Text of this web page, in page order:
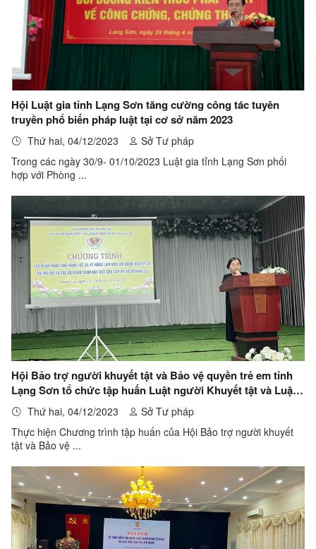
Hội Luật gia tỉnh Lạng Sơn tăng cường công tác tuyên
truyền phổ biến pháp luật tại cơ sở năm 2023
Thứ hai, 04/12/2023
Sở Tư pháp
Trong các ngày 30/9- 01/10/2023 Luật gia tỉnh Lạng Sơn phối
hợp với Phòng ...
Hội Bảo trợ người khuyết tật và Bảo vệ quyền trẻ em tỉnh
Lạng Sơn tổ chức tập huấn Luật người Khuyết tật và Luật
Trẻ em tại huyện Bình Gi
Thứ hai, 04/12/2023
Sở Tư pháp
Thực hiện Chương trình tập huấn của Hội Bảo trợ người khuyết
tật và Bảo vệ ...